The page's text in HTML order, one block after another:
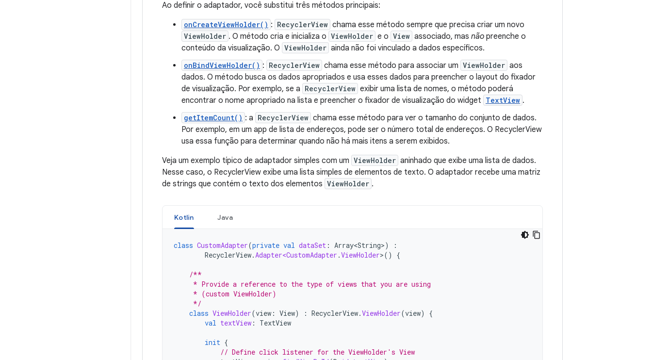
Ao definir o adaptador, você substitui três métodos principais:
onCreateViewHolder() : RecyclerView chama esse método sempre que precisa criar um novo
ViewHolder . O método cria e inicializa o ViewHolder e o View associado, mas não preenche o
conteúdo da visualização. O ViewHolder ainda não foi vinculado a dados específicos.
onBindViewHolder() : RecyclerView chama esse método para associar um ViewHolder aos
dados. O método busca os dados apropriados e usa esses dados para preencher o layout do fixador
de visualização. Por exemplo, se a RecyclerView exibir uma lista de nomes, o método poderá
encontrar o nome apropriado na lista e preencher o fixador de visualização do widget TextView .
getItemCount() : a RecyclerView chama esse método para ver o tamanho do conjunto de dados.
Por exemplo, em um app de lista de endereços, pode ser o número total de endereços. O RecyclerView
usa essa função para determinar quando não há mais itens a serem exibidos.
Veja um exemplo típico de adaptador simples com um ViewHolder aninhado que exibe uma lista de dados.
Nesse caso, o RecyclerView exibe uma lista simples de elementos de texto. O adaptador recebe uma matriz
de strings que contém o texto dos elementos ViewHolder .
Kotlin Java
class CustomAdapter(private val dataSet : Array<String>)
:
RecyclerView.Adapter<CustomAdapter .ViewHolder>() {
/**
     * Provide a reference to the type of views that you are using
     * (custom ViewHolder)
     */
class ViewHolder(view : View) : RecyclerView.ViewHolder(view)
{
val textView : TextView
init {
// Define click listener for the ViewHolder's View